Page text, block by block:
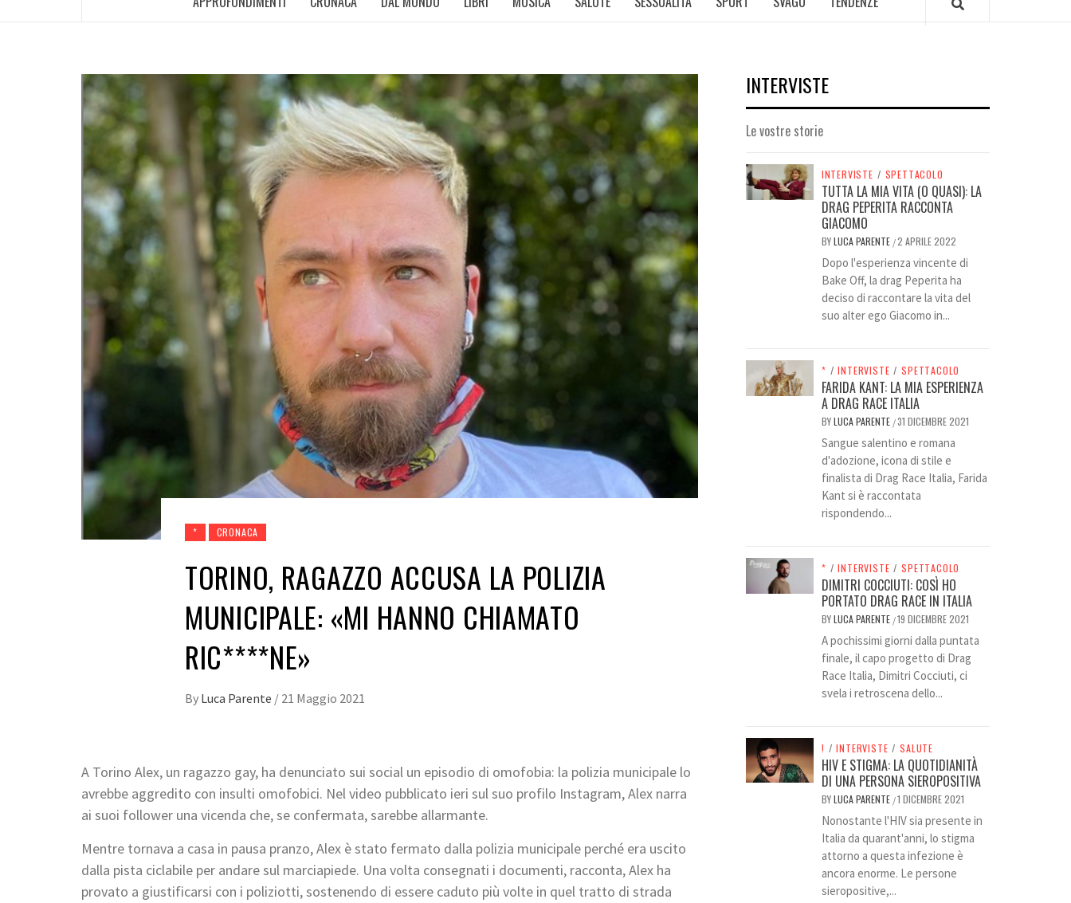
* CRONACA
TORINO, RAGAZZO ACCUSA LA POLIZIA
MUNICIPALE: «MI HANNO CHIAMATO
RIC****NE»
By Luca Parente / 21 Maggio 2021
A Torino Alex, un ragazzo gay, ha denunciato sui social un episodio di omofobia: la polizia municipale lo
avrebbe aggredito con insulti omofobici. Nel video pubblicato ieri sul suo profilo Instagram, Alex narra
ai suoi follower una vicenda che, se confermata, sarebbe allarmante.
Mentre tornava a casa in pausa pranzo, Alex è stato fermato dalla polizia municipale perché era uscito
dalla pista ciclabile per andare sul marciapiede. Una volta consegnati i documenti, racconta, Alex ha
provato a giustificarsi con i poliziotti, sostenendo di essere caduto più volte in quel tratto di strada
INTERVISTE
Le vostre storie
INTERVISTE / SPETTACOLO
TUTTA LA MIA VITA (O QUASI): LA
DRAG PEPERITA RACCONTA
GIACOMO
BYLUCA PARENTE /2 APRILE 2022
Dopo l'esperienza vincente di
Bake Off, la drag Peperita ha
deciso di raccontare la vita del
suo alter ego Giacomo in...
* / INTERVISTE / SPETTACOLO
FARIDA KANT: LA MIA ESPERIENZA
A DRAG RACE ITALIA
BYLUCA PARENTE /31 DICEMBRE 2021
Sangue salentino e romana
d'adozione, icona di stile e
finalista di Drag Race Italia, Farida
Kant si è raccontata
rispondendo...
* / INTERVISTE / SPETTACOLO
DIMITRI COCCIUTI: COSÌ HO
PORTATO DRAG RACE IN ITALIA
BYLUCA PARENTE /19 DICEMBRE 2021
A pochissimi giorni dalla puntata
finale, il capo progetto di Drag
Race Italia, Dimitri Cocciuti, ci
svela i retroscena dello...
! / INTERVISTE / SALUTE
HIV E STIGMA: LA QUOTIDIANITÀ
DI UNA PERSONA SIEROPOSITIVA
BYLUCA PARENTE /1 DICEMBRE 2021
Nonostante l'HIV sia presente in
Italia da quarant'anni, lo stigma
attorno a questa infezione è
ancora enorme. Le persone
sieropositive,...